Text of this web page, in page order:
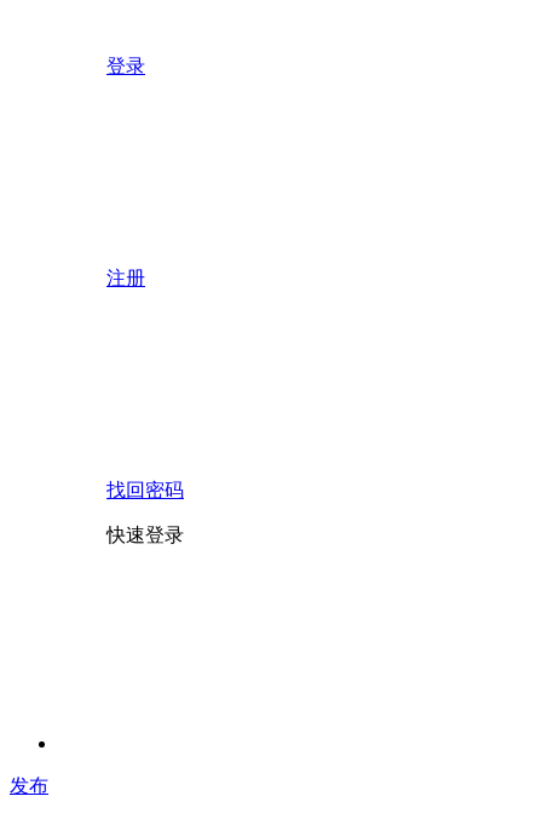
登录
注册
找回密码
快速登录
发布